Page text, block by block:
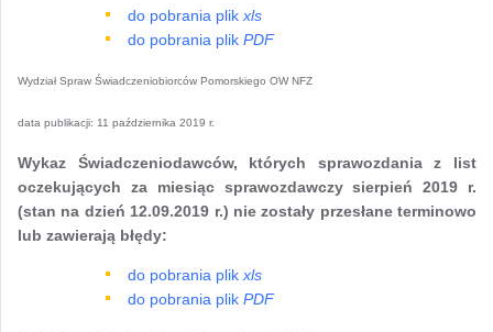
do pobrania plik xls
do pobrania plik PDF
Wydział Spraw Świadczeniobiorców Pomorskiego OW NFZ
data publikacji: 11 października 2019 r.
Wykaz Świadczeniodawców, których sprawozdania z list
oczekujących za miesiąc sprawozdawczy sierpień 2019 r.
(stan na dzień 12.09.2019 r.) nie zostały przesłane terminowo
lub zawierają błędy:
do pobrania plik xls
do pobrania plik PDF